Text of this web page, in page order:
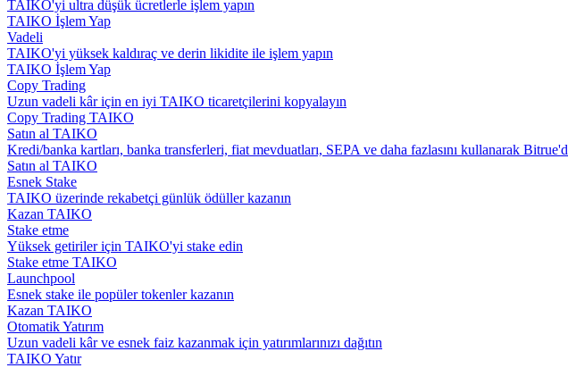
Kopya Tüccarı Olun
Kâr paylaşımı ve kopya ticaret komisyonlarının tadını çıkarın
Bilgi
Ticaret bilgileri vb. dahil olmak üzere büyük veri analizi.
TAIKO'yi ultra düşük ücretlerle işlem yapın
TAIKO İşlem Yap
Vadeli
TAIKO'yi yüksek kaldıraç ve derin likidite ile işlem yapın
TAIKO İşlem Yap
Copy Trading
Uzun vadeli kâr için en iyi TAIKO ticaretçilerini kopyalayın
Copy Trading TAIKO
Satın al TAIKO
Kredi/banka kartları, banka transferleri, fiat mevduatları, SEPA ve daha fazlasını kullanarak
Satın al TAIKO
Esnek Stake
TAIKO üzerinde rekabetçi günlük ödüller kazanın
Kazan TAIKO
Stake etme
Yüksek getiriler için TAIKO'yi stake edin
Stake etme TAIKO
Launchpool
Esnek stake ile popüler tokenler kazanın
Kazan TAIKO
Otomatik Yatırım
Uzun vadeli kâr ve esnek faiz kazanmak için yatırımlarınızı dağıtın
TAIKO Yatır